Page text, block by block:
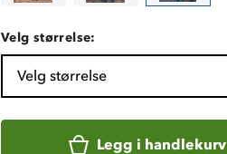
Velg størrelse:
Velg størrelse
Legg i handlekurv